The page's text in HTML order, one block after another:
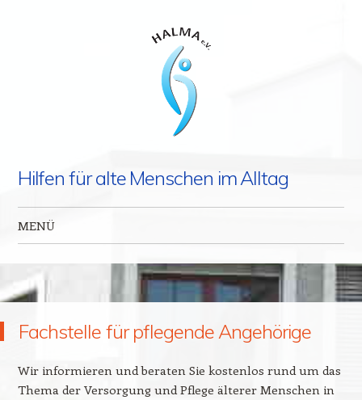
Hilfen für alte Menschen im Alltag
MENÜ
Fachstelle für pflegende Angehörige
Wir informieren und beraten Sie kostenlos rund um das
Thema der Versorgung und Pflege älterer Menschen in